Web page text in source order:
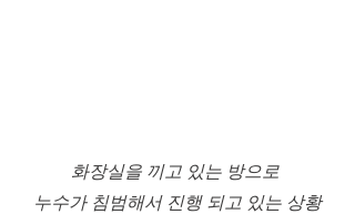
화장실을 끼고 있는 방으로
누수가 침범해서 진행 되고 있는 상황